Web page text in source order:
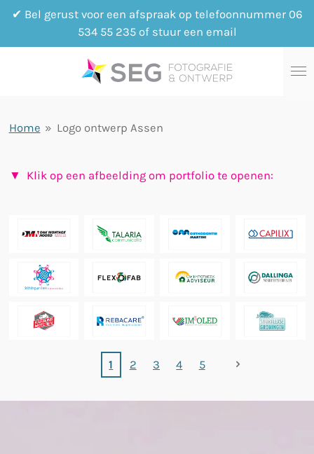
Ga
naar
✔ Bel gerust voor een afspraak op telefoonnummer 06
534 55 235 of stuur een email
Home » Logo ontwerp Assen
▼ Klik op een afbeelding om portfolio te openen:
1 2 3 4 5